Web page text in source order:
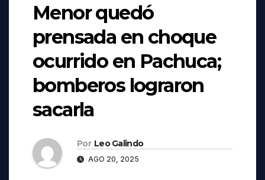
Menor quedó
prensada en choque
ocurrido en Pachuca;
bomberos lograron
sacarla
Por Leo Galindo
AGO 20, 2025